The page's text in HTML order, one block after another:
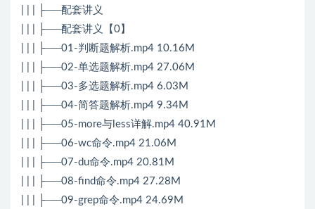
| | | ├──配套讲义
| | | ├──配套讲义【0】
| | | ├──01-判断题解析.mp4 10.16M
| | | ├──02-单选题解析.mp4 27.06M
| | | ├──03-多选题解析.mp4 6.03M
| | | ├──04-简答题解析.mp4 9.34M
| | | ├──05-more与less详解.mp4 40.91M
| | | ├──06-wc命令.mp4 21.06M
| | | ├──07-du命令.mp4 20.81M
| | | ├──08-find命令.mp4 27.28M
| | | ├──09-grep命令.mp4 24.69M